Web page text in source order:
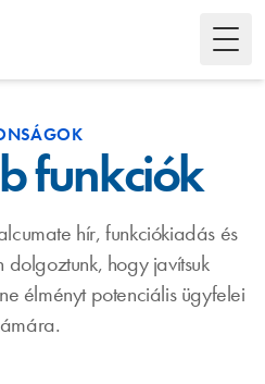
funkciók
hír, funkciókiadás és
dolgoztunk, hogy javítsuk
élményt potenciális ügyfelei